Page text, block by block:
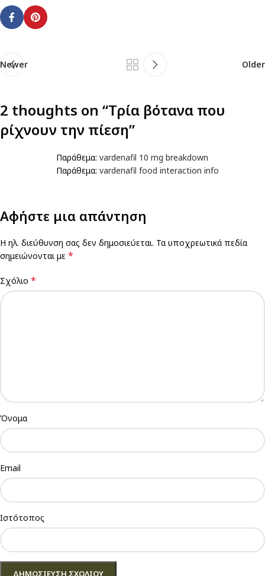
Newer Older
2 thoughts on “Τρία βότανα που
ρίχνουν την πίεση”
Παράθεμα: vardenafil 10 mg breakdown
Παράθεμα: vardenafil food interaction info
Αφήστε μια απάντηση
Η ηλ. διεύθυνση σας δεν δημοσιεύεται. Τα υποχρεωτικά πεδία
σημειώνονται με *
Σχόλιο *
Όνομα
Email
Ιστότοπος